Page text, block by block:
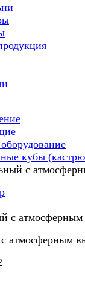
кубы
с
атмосферным